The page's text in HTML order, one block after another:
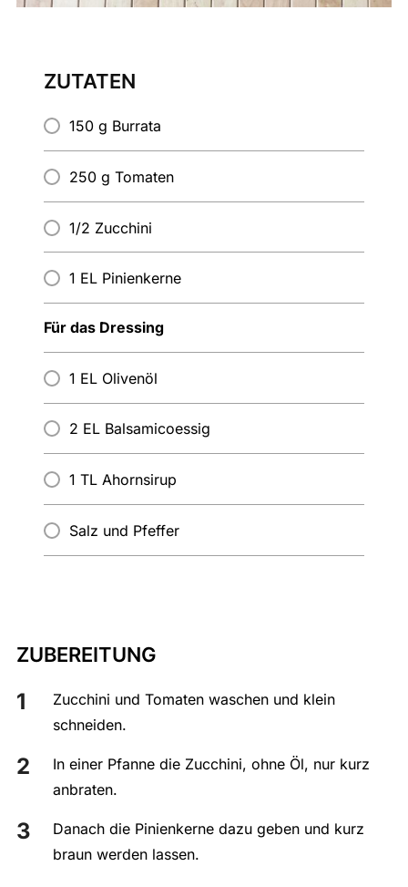
ZUTATEN
150 g Burrata
250 g Tomaten
1/2 Zucchini
1 EL Pinienkerne
Für das Dressing
1 EL Olivenöl
2 EL Balsamicoessig
1 TL Ahornsirup
Salz und Pfeffer
ZUBEREITUNG
Zucchini und Tomaten waschen und klein
schneiden.
In einer Pfanne die Zucchini, ohne Öl, nur kurz
anbraten.
Danach die Pinienkerne dazu geben und kurz
braun werden lassen.